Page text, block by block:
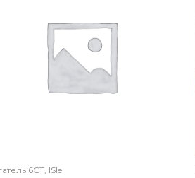
6CT, ISle